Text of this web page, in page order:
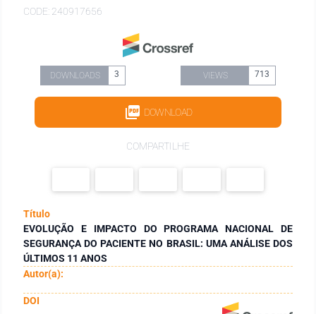
CODE: 240917656
DOWNLOADS 3 VIEWS 713
DOWNLOAD
COMPARTILHE
Título
EVOLUÇÃO E IMPACTO DO PROGRAMA NACIONAL DE
SEGURANÇA DO PACIENTE NO BRASIL: UMA ANÁLISE DOS
ÚLTIMOS 11 ANOS
Autor(a):
DOI